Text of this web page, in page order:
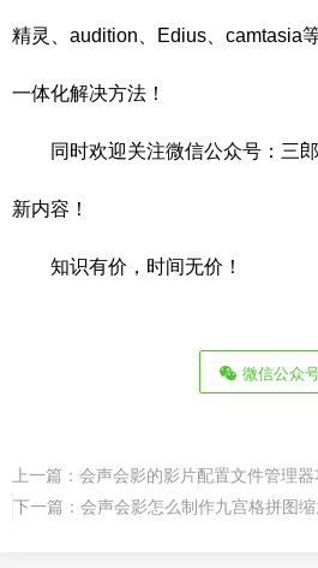
精灵、audition、Edius、camtasia
一体化解决方法！
同时欢迎关注微信公众号：三
新内容！
知识有价，时间无价！
微信公众
上一篇： 会声会影的影片配置文件管理器
下一篇： 会声会影怎么制作九宫格拼图